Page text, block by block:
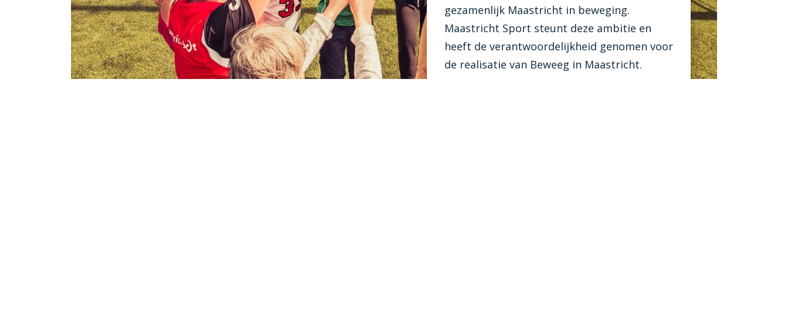
gezamenlijk Maastricht in beweging.
Maastricht Sport steunt deze ambitie en
heeft de verantwoordelijkheid genomen voor
de realisatie van Beweeg in Maastricht.